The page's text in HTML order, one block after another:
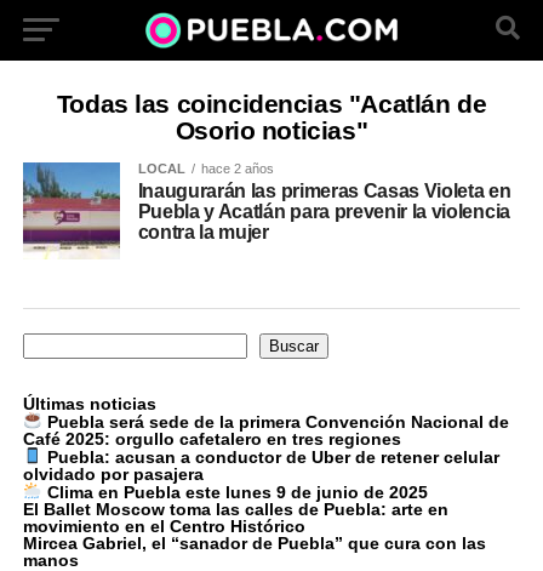
Todas las coincidencias "Acatlán de
Osorio noticias"
LOCAL hace 2 años
Inaugurarán las primeras Casas Violeta en
Puebla y Acatlán para prevenir la violencia
contra la mujer
Buscar Buscar
Últimas noticias
Puebla será sede de la primera Convención Nacional de
Café 2025: orgullo cafetalero en tres regiones
Puebla: acusan a conductor de Uber de retener celular
olvidado por pasajera
Clima en Puebla este lunes 9 de junio de 2025
El Ballet Moscow toma las calles de Puebla: arte en
movimiento en el Centro Histórico
Mircea Gabriel, el “sanador de Puebla” que cura con las
manos